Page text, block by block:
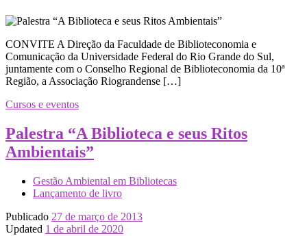
CONVITE A Direção da Faculdade de Biblioteconomia e
Comunicação da Universidade Federal do Rio Grande do Sul,
juntamente com o Conselho Regional de Biblioteconomia da 10ª
Região, a Associação Riograndense […]
Cursos e eventos
Palestra “A Biblioteca e seus Ritos
Ambientais”
Gestão Ambiental em Bibliotecas
Lançamento de livro
Publicado 27 de março de 2013
Updated 1 de abril de 2020